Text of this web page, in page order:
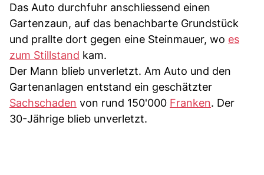
Das Auto durchfuhr anschliessend einen
Gartenzaun, auf das benachbarte Grundstück
und prallte dort gegen eine Steinmauer, wo es
zum Stillstand kam.
Der Mann blieb unverletzt. Am Auto und den
Gartenanlagen entstand ein geschätzter
Sachschaden von rund 150'000 Franken. Der
30-Jährige blieb unverletzt.